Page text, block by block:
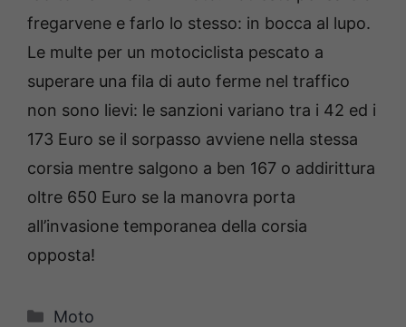
fregarvene e farlo lo stesso: in bocca al lupo.
Le multe per un motociclista pescato a
superare una fila di auto ferme nel traffico
non sono lievi: le sanzioni variano tra i 42 ed i
173 Euro se il sorpasso avviene nella stessa
corsia mentre salgono a ben 167 o addirittura
oltre 650 Euro se la manovra porta
all’invasione temporanea della corsia
opposta!
Categorie
Moto